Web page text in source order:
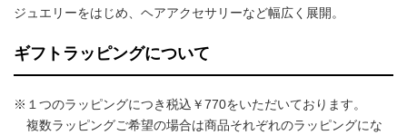
ジュエリーをはじめ、ヘアアクセサリーなど幅広く展開。
ギフトラッピングについて
※１つのラッピングにつき税込￥770をいただいております。
複数ラッピングご希望の場合は商品それぞれのラッピングにな